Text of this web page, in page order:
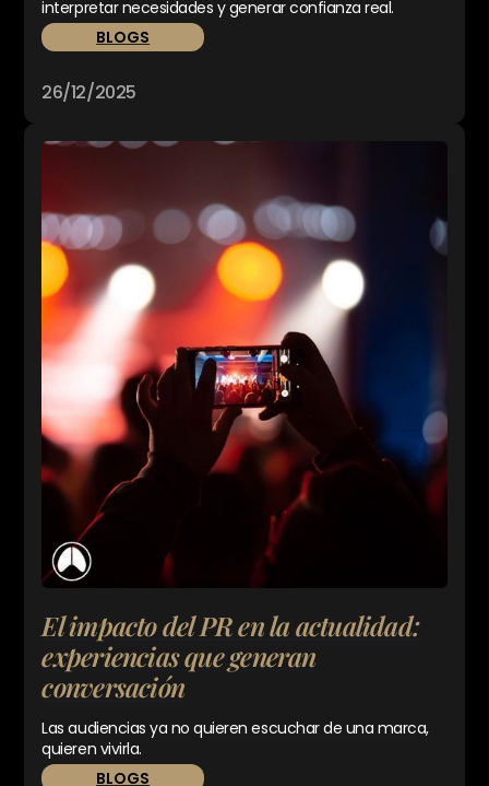
interpretar necesidades y generar confianza real.
BLOGS
26/12/2025
El impacto del PR en la actualidad:
experiencias que generan
conversación
Las audiencias ya no quieren escuchar de una marca,
quieren vivirla.
BLOGS